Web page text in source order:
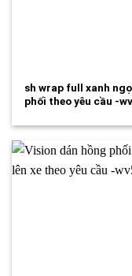
sh wrap full xanh
phối theo yêu cầu -